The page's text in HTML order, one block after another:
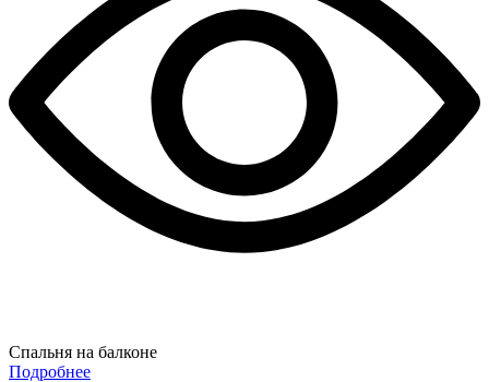
Спальня на балконе
Подробнее